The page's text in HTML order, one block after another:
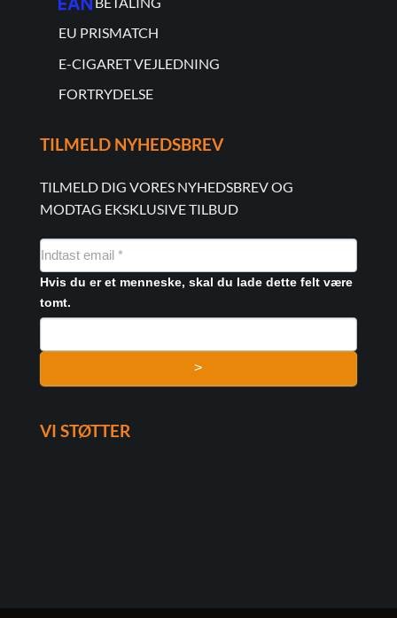
EU PRISMATCH
E-CIGARET VEJLEDNING
FORTRYDELSE
TILMELD NYHEDSBREV
TILMELD DIG VORES NYHEDSBREV OG
MODTAG EKSKLUSIVE TILBUD
NYHEDSMAIL
FORMULAR
Hvis du er et menneske, skal du lade dette felt være
tomt.
>
VI STØTTER